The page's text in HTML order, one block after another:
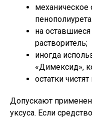
механическое
на
растворитель;
иногда
«Димексид»,
остатки
Допускают
уксуса. Если